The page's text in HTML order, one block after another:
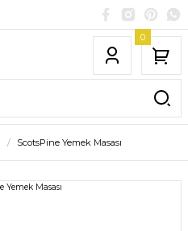
0
ScotsPine Yemek Masası